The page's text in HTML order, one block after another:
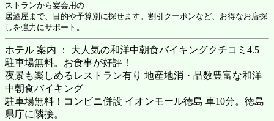
ストランから宴会用の
居酒屋まで、目的や予算別に探せます。割引クーポンなど、お得なお店探
しを強力にサポート。
ホテル 案内 ： 大人気の和洋中朝食バイキングクチコミ4.5
駐車場無料。お食事が好評！
夜景も楽しめるレストラン有り 地産地消・品数豊富な和洋
中朝食バイキング
駐車場無料！コンビニ併設 イオンモール徳島 車10分。徳島
県庁に隣接。